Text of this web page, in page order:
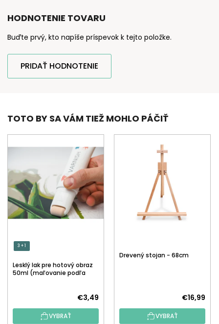
HODNOTENIE TOVARU
Buďte prvý, kto napíše príspevok k tejto položke.
PRIDAŤ HODNOTENIE
TOTO BY SA VÁM TIEŽ MOHLO PÁČIŤ
3 + 1
Lesklý lak pre hotový obraz
50ml (maľovanie podľa
€3,49
VYBRAŤ
Drevený stojan - 68cm
€16,99
VYBRAŤ